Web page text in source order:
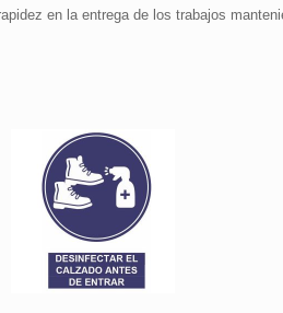
en la entrega de los trabajos